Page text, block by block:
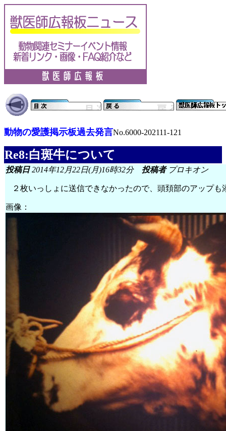
動物の愛護掲示板過去発言No.6000-202111-121
Re8:白斑牛について
投稿日2014年12月22日(月)16時32分 投稿者プロキオン
２枚いっしょに送信できなかったので、頭頚部のアップも
画像：